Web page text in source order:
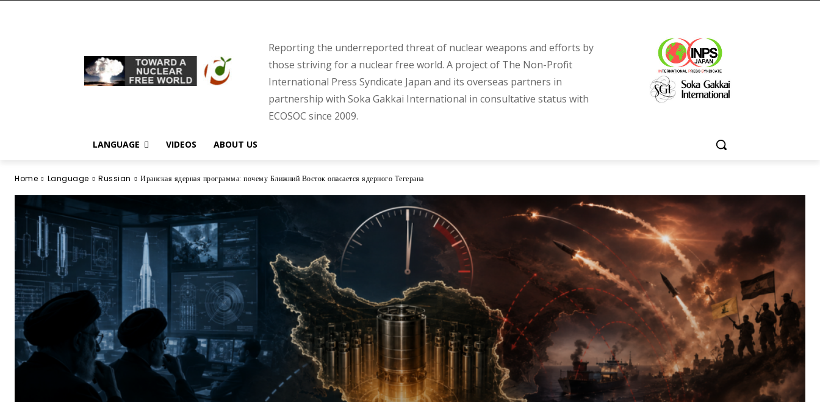
Reporting the underreported threat of nuclear weapons and efforts by
those striving for a nuclear free world. A project of The Non-Profit
International Press Syndicate Japan and its overseas partners in
partnership with Soka Gakkai International in consultative status with
ECOSOC since 2009.
LANGUAGE VIDEOS ABOUT US
Home Language Russian Иранская ядерная программа: почему Ближний Восток опасается ядерного Тегерана